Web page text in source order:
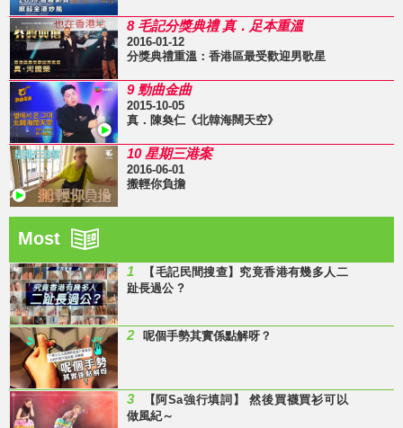
8 毛記分獎典禮 真．足本重溫
2016-01-12
分獎典禮重溫：香港區最受歡迎男歌星
9 勁曲金曲
2015-10-05
真．陳奐仁《北韓海闊天空》
10 星期三港案
2016-06-01
搬輕你負擔
Most
1
【毛記民間搜查】究竟香港有幾多人二
趾長過公 ?
2 呢個手勢其實係點解呀？
3
【阿Sa強行填詞】 然後買襪買衫可以
做風紀～